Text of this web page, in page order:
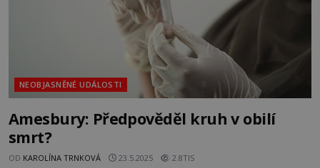
NEOBJASNĚNÉ UDÁLOSTI
Amesbury: Předpověděl kruh v obilí
smrt?
OD KAROLÍNA TRNKOVÁ 23.5.2025 2.8TIS